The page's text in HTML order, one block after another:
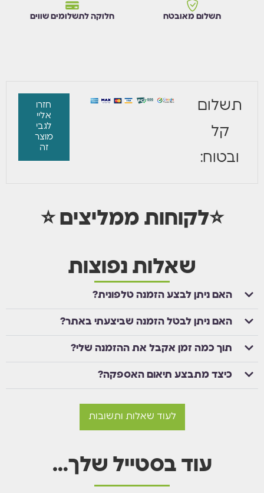
תשלום מאובטח חלוקה לתשלומים שווים
תשלום
קל
ובטוח:
חזרו
אליי
לגבי
מוצר
זה
⭐לקוחות ממליצים ⭐
שאלות נפוצות
האם ניתן לבצע הזמנה טלפונית?
האם ניתן לבטל הזמנה שביצעתי באתר?
תוך כמה זמן אקבל את ההזמנה שלי?
כיצד מתבצע תיאום האספקה?
לעוד שאלות ותשובות
עוד בסטייל שלך…